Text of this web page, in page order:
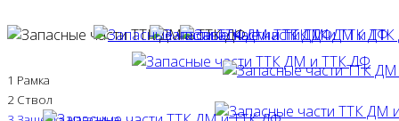
1 Рамка
2 Ствол